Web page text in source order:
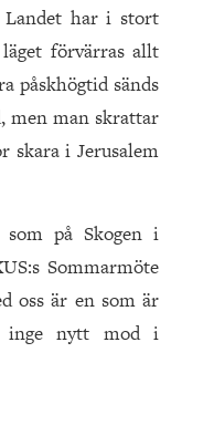
Landet har i stort
förvärras allt
påskhögtid sänds
men man skrattar
skara i Jerusalem
på Skogen i
Sommarmöte
oss är en som är
inge nytt mod i